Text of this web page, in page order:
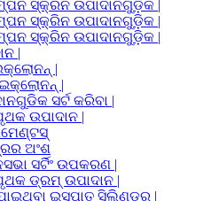
ସ୍କ୍ରିନ ଉପାଦାନଗୁଡ଼ିକ |
ସ୍କ୍ରିନ ଉପାଦାନଗୁଡ଼ିକ |
ସ୍କ୍ରିନ ଉପାଦାନଗୁଡ଼ିକ |
|
|
|
ସର୍ଟ କରିବା |
ଉପାଦାନ |
ଅଂଶ
ସର୍ଟିଂ ଉପକରଣ |
ଡ୍ରମ୍ ଉପାଦାନ |
ଇସ୍ପାତ ସିଲିଣ୍ଡର |